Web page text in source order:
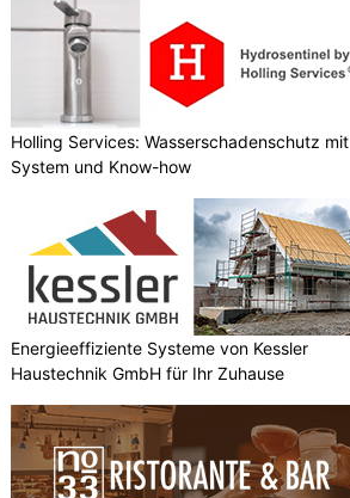
Holling Services: Wasserschadenschutz mit
System und Know-how
Energieeffiziente Systeme von Kessler
Haustechnik GmbH für Ihr Zuhause